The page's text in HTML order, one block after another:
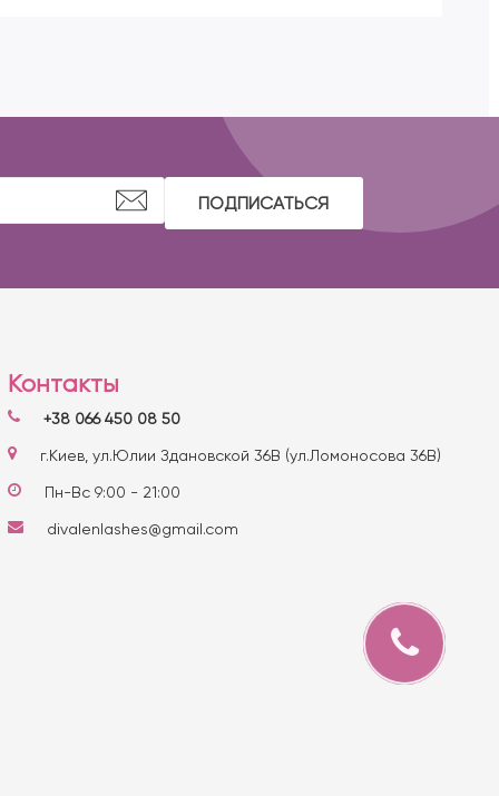
ПОДПИСАТЬСЯ
Контакты
+38 066 450 08 50
г.Киев, ул.Юлии Здановской 36В (ул.Ломоносова 36В)
Пн-Вс 9:00 - 21:00
divalenlashes@gmail.com